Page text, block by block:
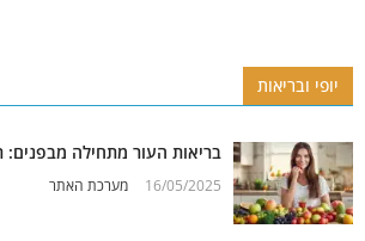
יופי ובריאות
בריאות העור מתחילה מבפנים:
16/05/2025 מערכת האתר